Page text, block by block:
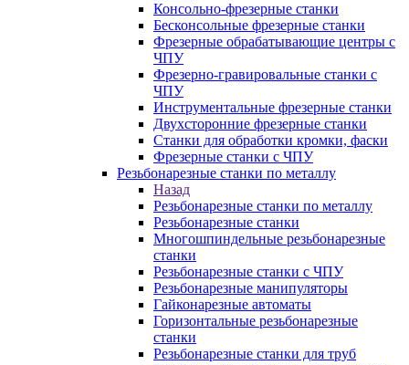
Консольно-фрезерные станки
Бесконсольные фрезерные станки
Фрезерные обрабатывающие центры с
ЧПУ
Фрезерно-гравировальные станки с
ЧПУ
Инструментальные фрезерные станки
Двухсторонние фрезерные станки
Станки для обработки кромки, фаски
Фрезерные станки с ЧПУ
Резьбонарезные станки по металлу
Назад
Резьбонарезные станки по металлу
Резьбонарезные станки
Многошпиндельные резьбонарезные
станки
Резьбонарезные станки с ЧПУ
Резьбонарезные манипуляторы
Гайконарезные автоматы
Горизонтальные резьбонарезные
станки
Резьбонарезные станки для труб